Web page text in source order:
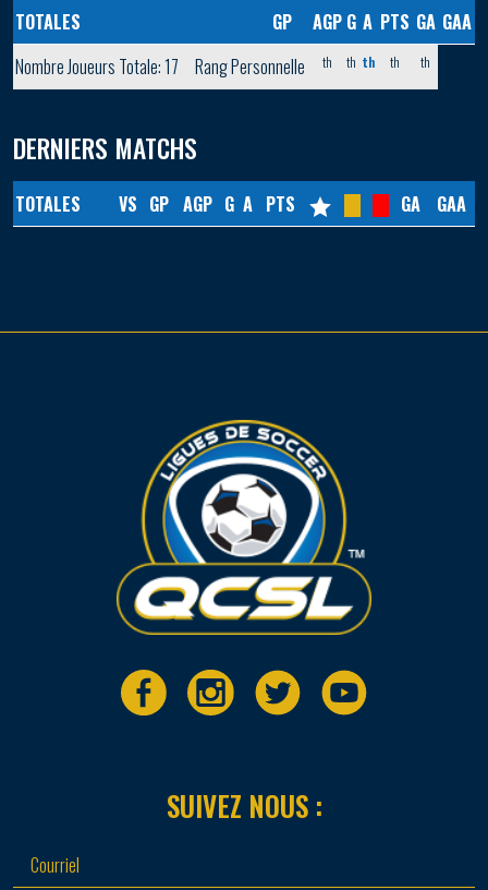
TOTALES GP AGP G A PTS GA GAA
Nombre Joueurs Totale: 17
Rang Personnelle th th th th th
DERNIERS MATCHS
TOTALES VS GP AGP G A PTS GA GAA
SUIVEZ NOUS :